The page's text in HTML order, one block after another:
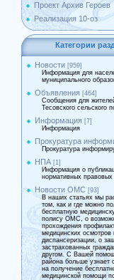
Проект Архив Героев
Реализация 10-оз
Категории
Новости [959]
Информация для
муниципального
Объявления [464]
Сообщения для
Тесовского сельского
Информация [7]
Информация
Прокуратура
Прокуратура
НПА [1]
Информация о
нормативных правовых
Новости ОМС [93]
В наших статьях мы
том, как и где можно
бесплатную
полису ОМС, о
прохождения
медицинских осмотров
диспансеризации, о
застрахованных
другом. С Вашей
района больше узнает
на получение
медицинской помощи